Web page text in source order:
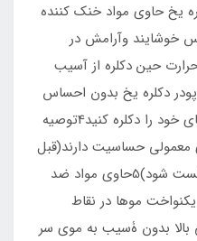
رایگان1پودر دکلره یخ حاوی مواد خنک کننده
خوشایند وآرامش در
نرفتن حرارت حین دکلره از آسیب
موها جلوگیری میکند.3با پودر دکلره یخ بدون احساس
سوزش و خارش در کف سر موهای خود را دکلره کنید4توصیه
معمولی حساسیت دارند(قبل
مصرف حتمادر نقطه ی کوچک تست شود)5حاوی مواد ضد
شدن یکنواخت موها در نقاط